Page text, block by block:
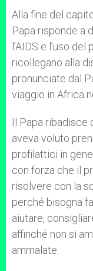
Alla fine del
Papa risponde a
l’AIDS e l’uso
ricollegano alla
pronunciate dal
viaggio in Africa
Il Papa ribadisce
aveva voluto
profilattici in
con forza che il
risolvere con la
perché bisogna
aiutare,
affinché non si
ammalate.